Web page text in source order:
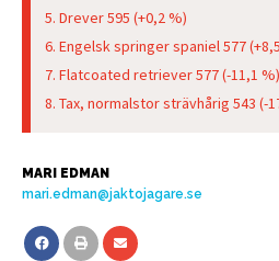
Drever 595 (+0,2 %)
Engelsk springer spaniel 577
Flatcoated retriever 577 (-11,1 %)
Tax, normalstor strävhårig 543 (-
MARI EDMAN
mari.edman@jaktojagare.se